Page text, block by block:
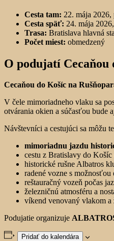
Cesta tam: 22. mája
Cesta späť: 24. mája
Trasa: Bratislava hlavná
Počet miest: obmedzený
O podujatí Cecaňou
Cecaňou do Košíc na
V čele mimoriadneho vlaku sa
otvárania okien a súčasťou bude
Návštevníci a cestujúci sa môžu
mimoriadnu jazdu
cestu z Bratislavy do Košíc
historické rušne Albatros
radené vozne s možnosťou
reštauračný vozeň počas
železničnú atmosféru a
víkend venovaný vlakom a
Podujatie organizuje
Pridať do kalendára